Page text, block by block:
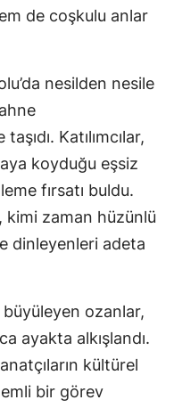
de coşkulu anlar
nesilden nesile
Katılımcılar,
koyduğu eşsiz
fırsatı buldu.
kimi zaman hüzünlü
dinleyenleri adeta
ozanlar,
ayakta alkışlandı.
kültürel
bir görev